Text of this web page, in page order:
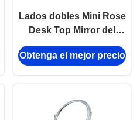
Lados dobles Mini Rose
Desk Top Mirror del
espejo cosmético
rotativo redondo de la
Obtenga el mejor precio